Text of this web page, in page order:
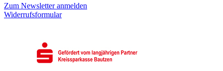
Zum Newsletter anmelden
Widerrufsformular